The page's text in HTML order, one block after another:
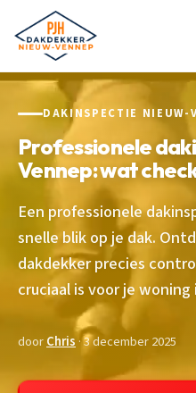
DAKINSPECTIE NIEUW-
Professionele
Vennep: wat
Een professionele
snelle blik op je dak.
dakdekker precies
cruciaal is voor je
doorChris · 3 december 2025